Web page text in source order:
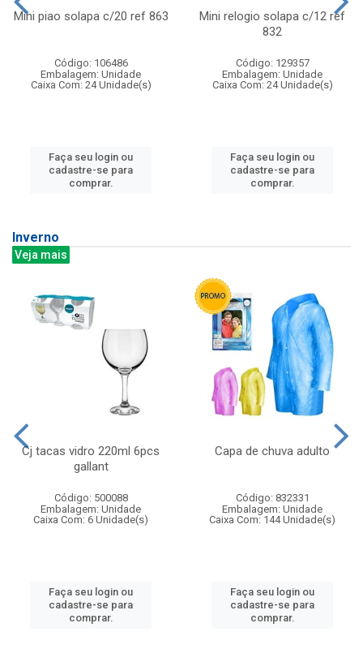
Mini piao solapa c/20 ref 863
Código: 106486
Embalagem: Unidade
Caixa Com: 24 Unidade(s)
Faça seu login ou
cadastre-se para
comprar.
Mini relogio solapa c/12 ref
832
Código: 129357
Embalagem: Unidade
Caixa Com: 24 Unidade(s)
Faça seu login ou
cadastre-se para
comprar.
Inverno
Veja mais
Cj tacas vidro 220ml 6pcs
gallant
Código: 500088
Embalagem: Unidade
Caixa Com: 6 Unidade(s)
Faça seu login ou
cadastre-se para
comprar.
Capa de chuva adulto
Código: 832331
Embalagem: Unidade
Caixa Com: 144 Unidade(s)
Faça seu login ou
cadastre-se para
comprar.